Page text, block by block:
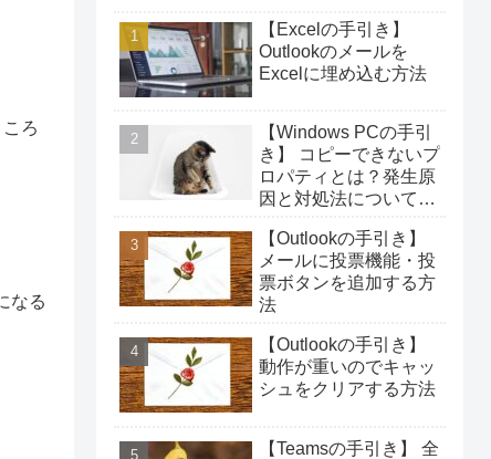
ろ
なる
【Excelの手引き】
Outlookのメールを
Excelに埋め込む方法
【Windows PCの手引
き】 コピーできないプ
ロパティとは？発生原
因と対処法について解
【Outlookの手引き】
メールに投票機能・投
票ボタンを追加する方
法
【Outlookの手引き】
動作が重いのでキャッ
シュをクリアする方法
【Teamsの手引き】 全